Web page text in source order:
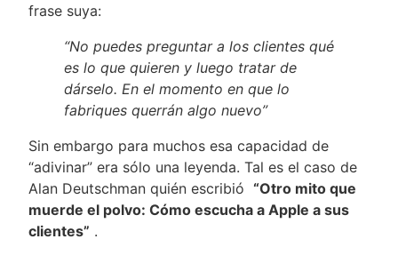
frase suya:
“No puedes preguntar a los clientes qué
es lo que quieren y luego tratar de
dárselo. En el momento en que lo
fabriques querrán algo nuevo”
Sin embargo para muchos esa capacidad de
“adivinar” era sólo una leyenda. Tal es el caso de
Alan Deutschman quién escribió “Otro mito que
muerde el polvo: Cómo escucha a Apple a sus
clientes” .